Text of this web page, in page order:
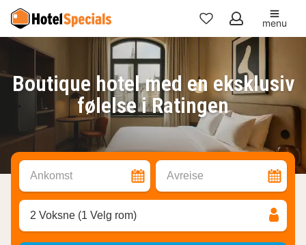
Mine
favoritter
menu
Boutique hotel med en eksklusiv
følelse i Ratingen
Ankomst Avreise
2 Voksne (1 Velg rom)